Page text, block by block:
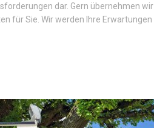
dar. Gern übernehmen wir
für Sie. Wir werden Ihre Erwartungen